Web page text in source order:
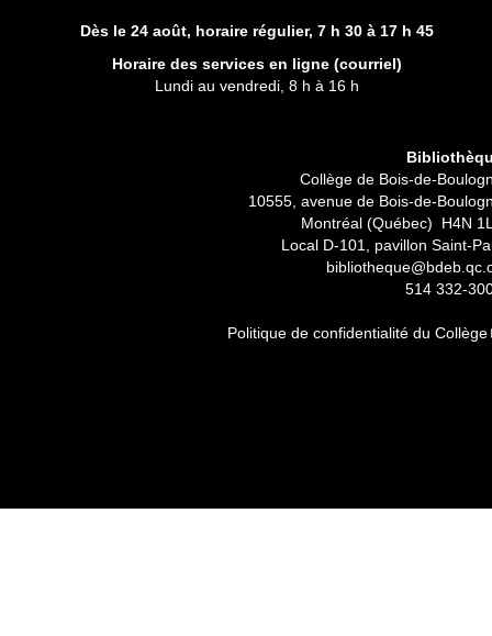
Dès le 24 août, horaire régulier, 7 h 30 à 17 h 45
Horaire des services en ligne (courriel)
Lundi au vendredi, 8 h à 16 h
Collège de Bois-de-
10555, avenue de Bois-de-
Montréal (Québec) H4N
Local D-101, pavillon Saint-
514 332-
Politique de confidentialité du Collège